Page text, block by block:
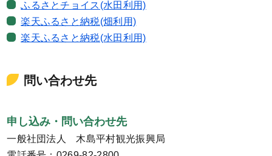
ふるさとチョイス(水田利用)
楽天ふるさと納税(畑利用)
楽天ふるさと納税(水田利用)
問い合わせ先
申し込み・問い合わせ先
一般社団法人 木島平村観光振興局